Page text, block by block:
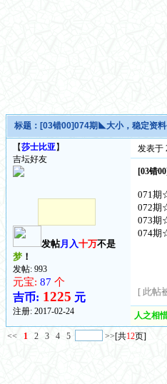
标题： [03错00]074期◣大小，稳定资
【莎士比亚】
吉坛好友
发帖月入十万不是
梦！
发帖: 993
元宝: 87 个
吉币: 1225 元
注册: 2017-02-24
发表于
[03错
071期
072期
073期
074
[ 此帖
人之相
<< 1 2 3 4 5 >>[共12页]